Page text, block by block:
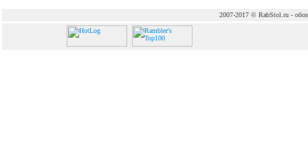
2007-2017 © RabStol.ru - обои